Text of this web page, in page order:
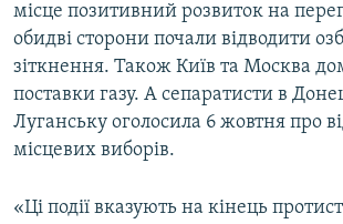
місце позитивний розвиток на
обидві сторони почали відводити
зіткнення. Також Київ та Москва
поставки газу. А сепаратисти в
Луганську оголосила 6 жовтня про
місцевих виборів.
«Ці події вказують на кінець